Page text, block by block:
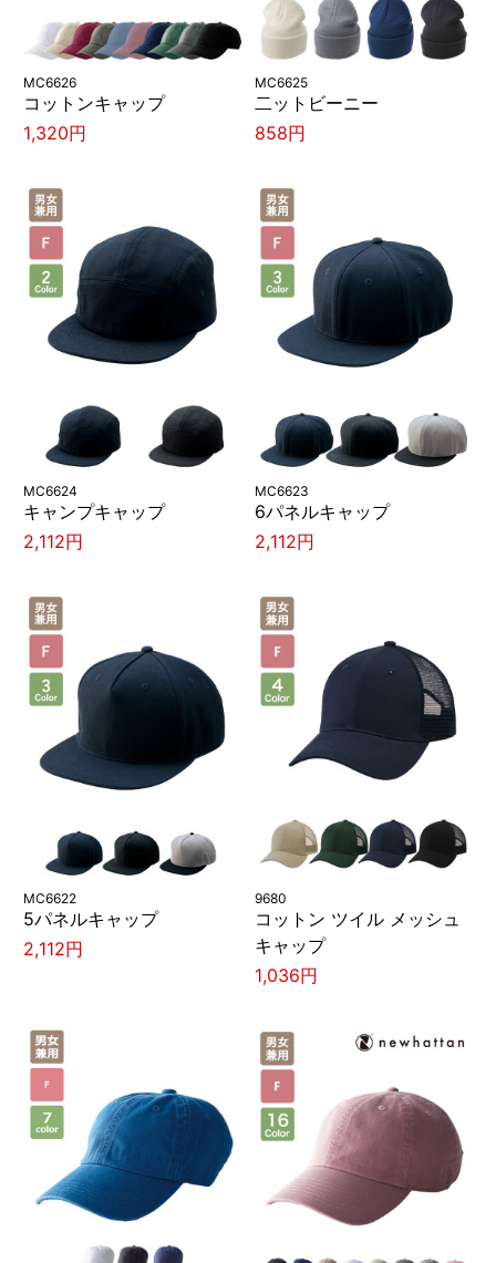
MC6626
コットンキャップ
1,320円
MC6625
二ットビーニー
858円
MC6624
キャンプキャップ
2,112円
MC6623
6パネルキャップ
2,112円
MC6622
5パネルキャップ
2,112円
9680
コットン ツイル メッシュ
キャップ
1,036円